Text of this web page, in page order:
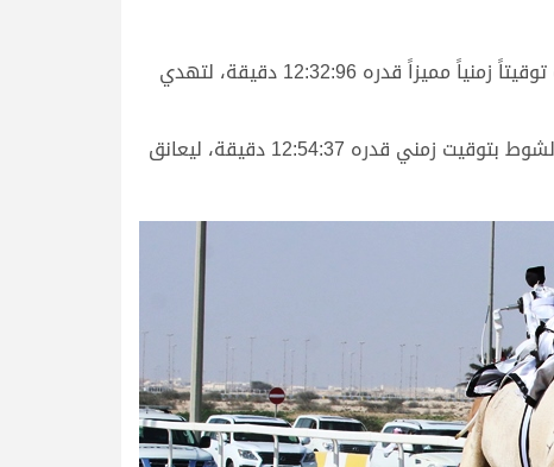
وقد تمكنت “فن” ملك ناصر عبدالله أحمد المسند، من اقتناص ناموس الشوط الأول الرئيسي للحيل مفتوح، محققة توقيتاً زمنياً مميزاً قدره 12:32:96 دقيقة، لتهدي
فيما تألق “الفايز” ملك ناصر عبدالهادي طالب بن هليل، في الشوط الثاني الرئيسي للزمول مفتوح خطف ناموس الشوط بتوقيت زمني قدره 12:54:37 دقيقة، ليعانق